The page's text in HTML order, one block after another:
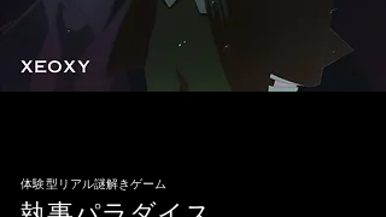
​体験型リアル謎解きゲーム